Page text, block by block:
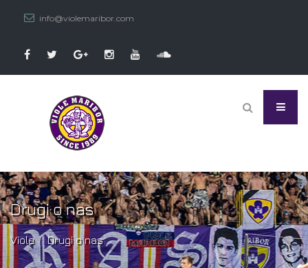
info@violemaribor.com
Drugi o nas
Viole Drugi o nas